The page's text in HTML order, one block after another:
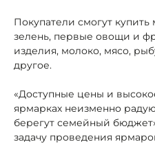
Покупатели смогут
зелень, первые овощи и
изделия, молоко, мясо,
другое.
«Доступные цены и
ярмарках неизменно
берегут семейный
задачу проведения